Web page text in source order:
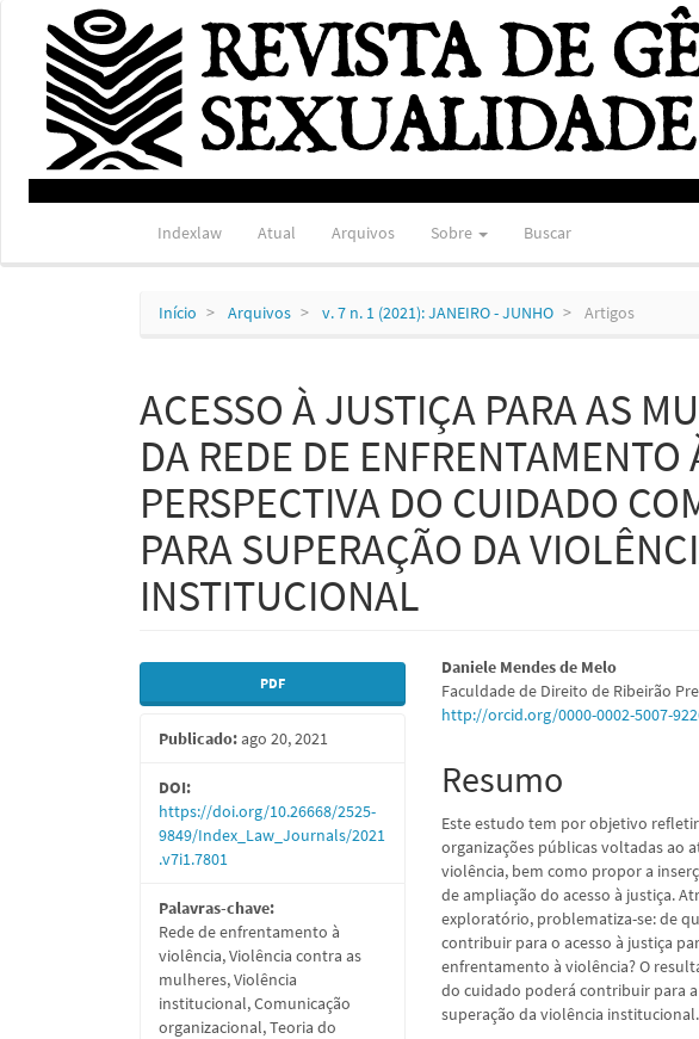
Navegação
Principal
Conteúdo
principal
Barra
Lateral
Indexlaw Atual Arquivos Sobre Buscar
Início Arquivos v. 7 n. 1 (2021): JANEIRO - JUNHO Artigos
ACESSO À JUSTIÇA PARA AS
DA REDE DE
PERSPECTIVA DO CUIDADO
PARA SUPERAÇÃO DA
INSTITUCIONAL
Barra
lateral
de
artigos
PDF
Publicado:ago 20, 2021
DOI:
https://doi.org/10.26668/2525-
9849/Index_Law_Journals/2021
.v7i1.7801
Palavras-chave:
Rede de enfrentamento à
violência, Violência contra as
mulheres, Violência
institucional, Comunicação
organizacional, Teoria do
Conteúdo
do
principal
Daniele Mendes de Melo
Faculdade de Direito de Ribeirão
http://orcid.org/0000-0002-5007-
Resumo
Este estudo tem por objetivo
organizações públicas voltadas ao
violência, bem como propor a
de ampliação do acesso à justiça.
exploratório, problematiza-se: de
contribuir para o acesso à justiça
enfrentamento à violência? O
do cuidado poderá contribuir para
superação da violência institucional.